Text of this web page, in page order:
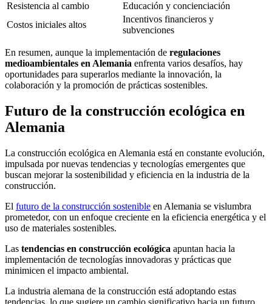
Resistencia al cambio
Educación y concienciación
Costos iniciales altos
Incentivos financieros y
subvenciones
En resumen, aunque la implementación de regulaciones
medioambientales en Alemania enfrenta varios desafíos, hay
oportunidades para superarlos mediante la innovación, la
colaboración y la promoción de prácticas sostenibles.
Futuro de la construcción ecológica en
Alemania
La construcción ecológica en Alemania está en constante evolución,
impulsada por nuevas tendencias y tecnologías emergentes que
buscan mejorar la sostenibilidad y eficiencia en la industria de la
construcción.
El futuro de la construcción sostenible en Alemania se vislumbra
prometedor, con un enfoque creciente en la eficiencia energética y el
uso de materiales sostenibles.
Las tendencias en construcción ecológica apuntan hacia la
implementación de tecnologías innovadoras y prácticas que
minimicen el impacto ambiental.
La industria alemana de la construcción está adoptando estas